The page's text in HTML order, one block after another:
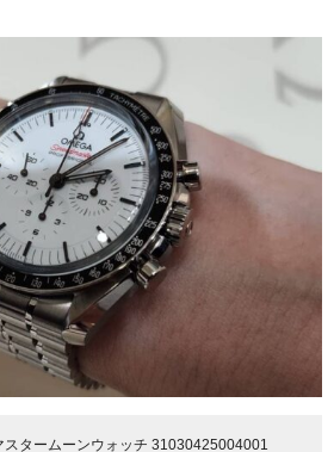
スタームーンウォッチ 31030425004001